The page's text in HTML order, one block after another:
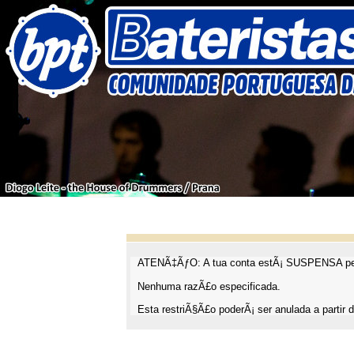
ATENÃ‡ÃƒO: A tua conta estÃ¡ SUSPENSA
Nenhuma razÃ£o especificada.
Esta restriÃ§Ã£o poderÃ¡ ser anulada a partir